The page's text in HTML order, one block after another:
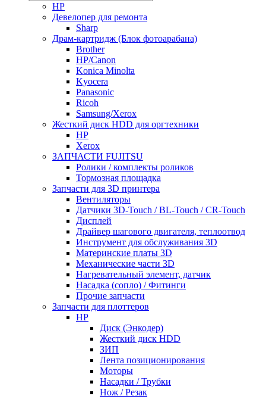
HP
Девелопер для ремонта
Sharp
Драм-картридж (Блок фотоарабана)
Brother
HP/Canon
Konica Minolta
Kyocera
Panasonic
Ricoh
Samsung/Xerox
Жесткий диск HDD для оргтехники
HP
Xerox
ЗАПЧАСТИ FUJITSU
Ролики / комплекты роликов
Тормозная площадка
Запчасти для 3D принтера
Вентиляторы
Датчики 3D-Touch / BL-Touch / CR-Touch
Дисплей
Драйвер шагового двигателя, теплоотвод
Инструмент для обслуживания 3D
Материнские платы 3D
Механические части 3D
Нагревательный элемент, датчик
Насадка (сопло) / Фитинги
Прочие запчасти
Запчасти для плоттеров
HP
Диск (Энкодер)
Жесткий диск HDD
ЗИП
Лента позиционирования
Моторы
Насадки / Трубки
Нож / Резак